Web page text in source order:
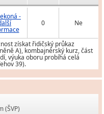
-
0 Ne
získat řidičský průkaz
A), kombajnérský kurz, část
výuka oboru probíhá celá
39).
(ŠVP)